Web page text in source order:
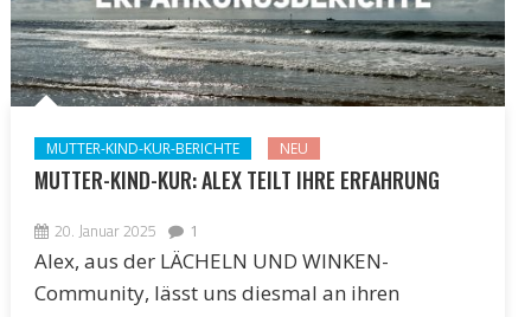
MUTTER-KIND-KUR-BERICHTE NEU
MUTTER-KIND-KUR: ALEX TEILT IHRE ERFAHRUNG
20. Januar 2025 1
Alex, aus der LÄCHELN UND WINKEN-
Community, lässt uns diesmal an ihren